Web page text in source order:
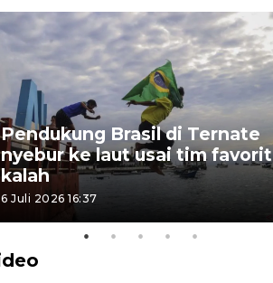
Pendukung Brasil di Ternate
nyebur ke laut usai tim favorit
kalah
6 Juli 2026 16:37